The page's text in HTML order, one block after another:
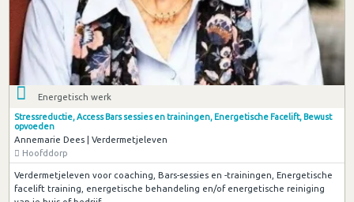
Energetisch werk
Stressreductie, Access Bars sessies en trainingen, Energetische Facelift, Bewust
opvoeden
Annemarie Dees | Verdermetjeleven
Hoofddorp
Verdermetjeleven voor coaching, Bars-sessies en -trainingen, Energetische
facelift training, energetische behandeling en/of energetische reiniging